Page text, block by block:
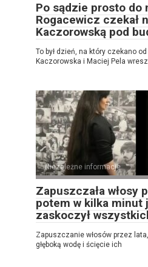
Po sądzie prosto do
Rogacewicz czekał
Kaczorowską pod
To był dzień, na który czekano
Kaczorowska i Maciej Pela
Niezależne informacje
Zapuszczała włosy
potem w kilka minut
zaskoczył
Zapuszczanie włosów przez
głęboką wodę i ścięcie ich